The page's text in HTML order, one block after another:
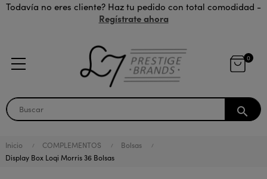
Todavía no eres cliente? Haz tu pedido con total comodidad -
Regístrate ahora
0
search
Inicio COMPLEMENTOS
Bolsas
Display Box Loqi Morris 36 Bolsas